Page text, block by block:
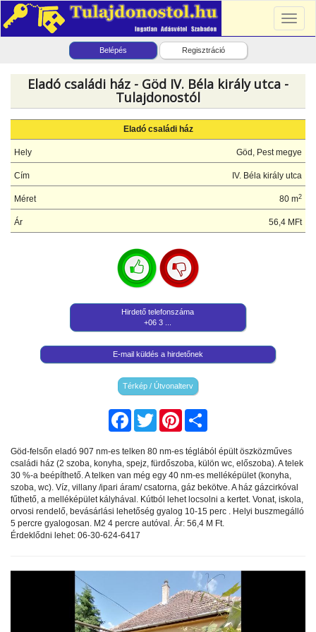
Belépés Regisztráció
Eladó családi ház - Göd IV. Béla király utca -
Tulajdonostól
Eladó családi ház
Hely Göd, Pest megye
Cím IV. Béla király utca
Méret 80 m2
Ár 56,4 MFt
Hirdető telefonszáma
+06 3 ...
E-mail küldés a hirdetőnek
Térkép / Útvonalterv
FacebookTwitter Pinterest
Göd-felsőn eladó 907 nm-es telken 80 nm-es téglából épült öszközműves
családi ház (2 szoba, konyha, spejz, fürdőszoba, külön wc, előszoba). A telek
30 %-a beépíthető. A telken van még egy 40 nm-es melléképület (konyha,
szoba, wc). Víz, villany /ipari áram/ csatorna, gáz bekötve. A ház gázcirkóval
fűthető, a melléképület kályhával. Kútból lehet locsolni a kertet. Vonat, iskola,
orvosi rendelő, bevásárlási lehetőség gyalog 10-15 perc . Helyi buszmegálló
5 percre gyalogosan. M2 4 percre autóval. Ár: 56,4 M Ft.
Érdeklődni lehet: 06-30-624-6417